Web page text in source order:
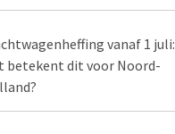
vanaf 1 juli:
betekent dit voor Noord-